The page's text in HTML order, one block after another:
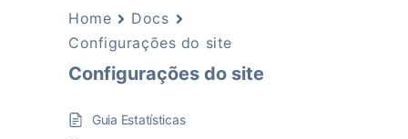
Home
Docs
Configurações do site
Configurações do site
Guia Estatísticas